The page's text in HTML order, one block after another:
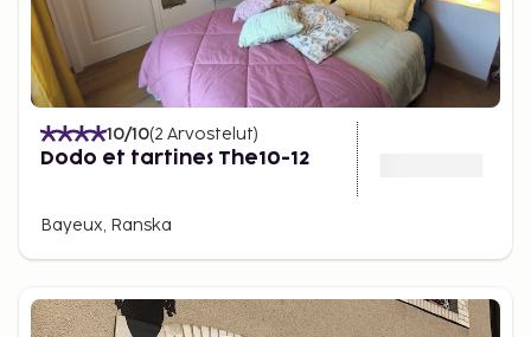
10/10(2 Arvostelut)
Dodo et tartines The10-12
Bayeux, Ranska